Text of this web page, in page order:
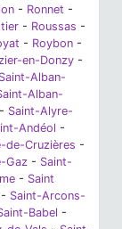
- Ronnet -
- Roussas -
- Roybon -
en-Donzy -
Saint-Alban-
Alban-
- Saint-Alyre-
Andéol -
de-Cruzières -
Gaz - Saint-
- Saint
- Saint-Arcons-
Babel -